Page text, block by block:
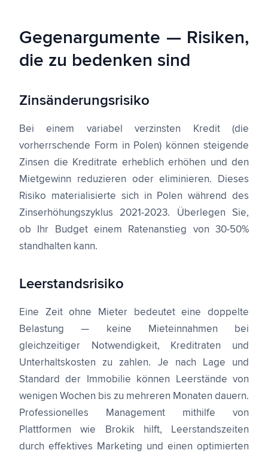
Gegenargumente — Risiken,
die zu bedenken sind
Zinsänderungsrisiko
Bei einem variabel verzinsten Kredit (die
vorherrschende Form in Polen) können steigende
Zinsen die Kreditrate erheblich erhöhen und den
Mietgewinn reduzieren oder eliminieren. Dieses
Risiko materialisierte sich in Polen während des
Zinserhöhungszyklus 2021-2023. Überlegen Sie,
ob Ihr Budget einem Ratenanstieg von 30-50%
standhalten kann.
Leerstandsrisiko
Eine Zeit ohne Mieter bedeutet eine doppelte
Belastung — keine Mieteinnahmen bei
gleichzeitiger Notwendigkeit, Kreditraten und
Unterhaltskosten zu zahlen. Je nach Lage und
Standard der Immobilie können Leerstände von
wenigen Wochen bis zu mehreren Monaten dauern.
Professionelles Management mithilfe von
Plattformen wie Brokik hilft, Leerstandszeiten
durch effektives Marketing und einen optimierten